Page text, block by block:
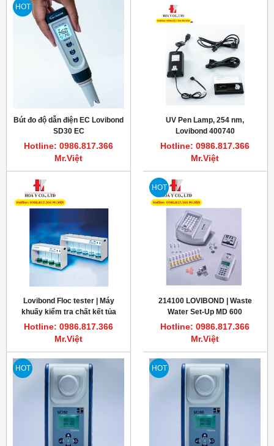
HOT
Bút đo độ dẫn điện EC Lovibond
SD30 EC
Hotline: 0986.817.366
Mr.Việt
UV Pen Lamp, 254 nm,
Lovibond 400740
Hotline: 0986.817.366
Mr.Việt
Lovibond Floc tester | Máy
khuấy kiểm tra chất kết tủa
trong quá trình xử lý nước
ET750
Hotline: 0986.817.366
Mr.Việt
HOT
214100 LOVIBOND | Waste
Water Set-Up MD 600
Hotline: 0986.817.366
Mr.Việt
HOT HOT